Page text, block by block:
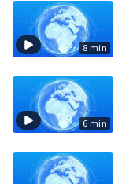
8 min
6 min